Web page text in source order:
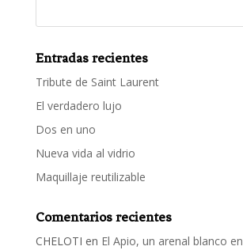
Entradas recientes
Tribute de Saint Laurent
El verdadero lujo
Dos en uno
Nueva vida al vidrio
Maquillaje reutilizable
Comentarios recientes
CHELOTI en El Apio, un arenal blanco